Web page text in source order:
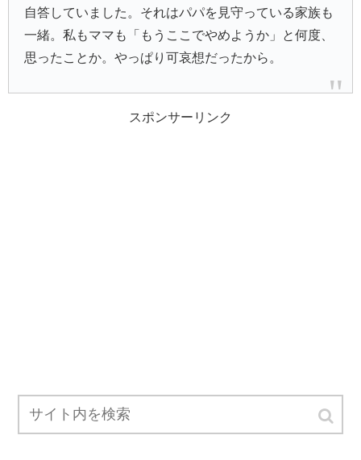
自答していました。それはパパを見守っている家族も
一緒。私もママも「もうここでやめようか」と何度、
思ったことか。やっぱり可哀想だったから。
スポンサーリンク